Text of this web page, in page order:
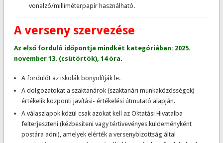
vonalzó/milliméterpapír használható.
A verseny szervezése
Az első forduló időpontja mindkét kategóriában: 2025.
november 13. (csütörtök), 14 óra.
A fordulót az iskolák bonyolítják le.
A dolgozatokat a szaktanárok (szaktanári munkaközösségek)
értékelik központi javítási- értékelési útmutató alapján.
A válaszlapok közül csak azokat kell az Oktatási Hivatalba
felterjeszteni (kézbesíteni vagy tértivevényes küldeményként
postára adni), amelyek elérték a versenybizottság által